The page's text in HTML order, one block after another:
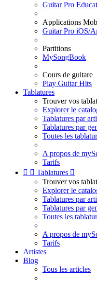
Guitar Pro
Applications
Guitar Pro iOS/
Partitions
MySongBook
Cours de guitare
Play Guitar Hits
Tablatures
Trouver vos
Explorer le
Tablatures par
Tablatures par
Toutes les
A propos de
Tarifs
  Tablatures 
Trouver vos
Explorer le
Tablatures par
Tablatures par
Toutes les
A propos de
Tarifs
Artistes
Blog
Tous les articles